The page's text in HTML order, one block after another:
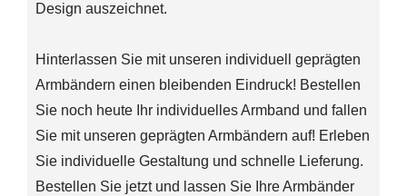
Design auszeichnet.
Hinterlassen Sie mit unseren individuell geprägten
Armbändern einen bleibenden Eindruck! Bestellen
Sie noch heute Ihr individuelles Armband und fallen
Sie mit unseren geprägten Armbändern auf! Erleben
Sie individuelle Gestaltung und schnelle Lieferung.
Bestellen Sie jetzt und lassen Sie Ihre Armbänder